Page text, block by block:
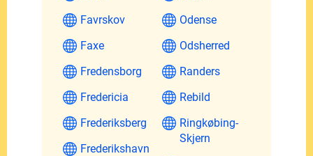
Favrskov
Faxe
Fredensborg
Fredericia
Frederiksberg
Frederikshavn
Odense
Odsherred
Randers
Rebild
Ringkøbing-
Skjern